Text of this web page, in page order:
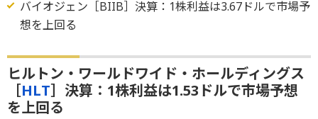
バイオジェン［BIIB］決算：1株利益は3.67ドルで市場予
想を上回る
ヒルトン・ワールドワイド・ホールディングス
［HLT］決算：1株利益は1.53ドルで市場予想
を上回る